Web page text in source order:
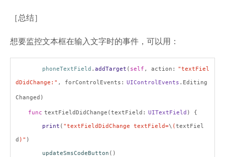
［总结］
想要监控文本框在输入文字时的事件，可以用：
phoneTextField . addTarget ( self , action: "textFiel
dDidChange:" , forControlEvents: UIControlEvents .Editing
Changed)
func textFieldDidChange(textField: UITextField ) {
print ( "textFieldDidChange textField=\ (textFiel
d )" )
updateSmsCodeButton ()